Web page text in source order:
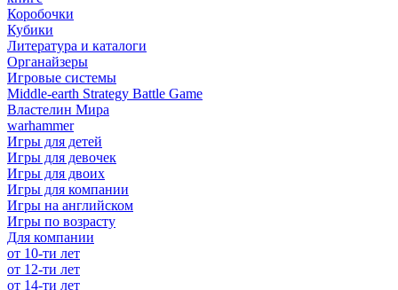
Коробочки
Кубики
Литература и каталоги
Органайзеры
Игровые системы
Middle-earth Strategy Battle Game
Властелин Мира
warhammer
Игры для детей
Игры для девочек
Игры для двоих
Игры для компании
Игры на английском
Игры по возрасту
Для компании
от 10-ти лет
от 12-ти лет
от 14-ти лет